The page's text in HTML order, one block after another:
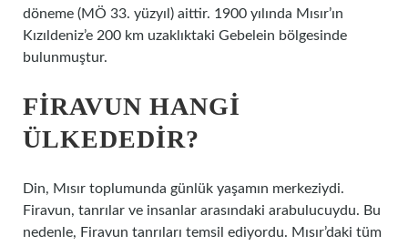
döneme (MÖ 33. yüzyıl) aittir. 1900 yılında Mısır’ın
Kızıldeniz’e 200 km uzaklıktaki Gebelein bölgesinde
bulunmuştur.
FIRAVUN HANGI
ÜLKEDEDIR?
Din, Mısır toplumunda günlük yaşamın merkeziydi.
Firavun, tanrılar ve insanlar arasındaki arabulucuydu. Bu
nedenle, Firavun tanrıları temsil ediyordu. Mısır’daki tüm